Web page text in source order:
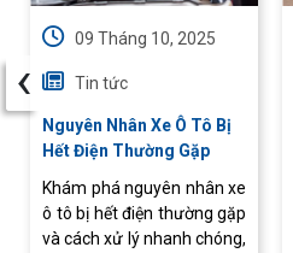
09 Tháng 10, 2025
Tin tức
Nguyên Nhân Xe Ô Tô Bị
Hết Điện Thường Gặp
Khám phá nguyên nhân xe
ô tô bị hết điện thường gặp
và cách xử lý nhanh chóng,
‹